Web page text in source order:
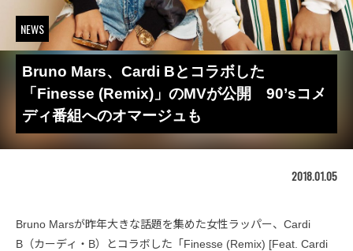
NEWS
Bruno Mars、Cardi Bとコラボした
「Finesse (Remix)」のMVが公開 90’sコメ
ディ番組へのオマージュも
2018.01.05
Bruno Marsが昨年大きな話題を集めた女性ラッパー、Cardi
B（カーディ・B）とコラボした「Finesse (Remix) [Feat. Cardi